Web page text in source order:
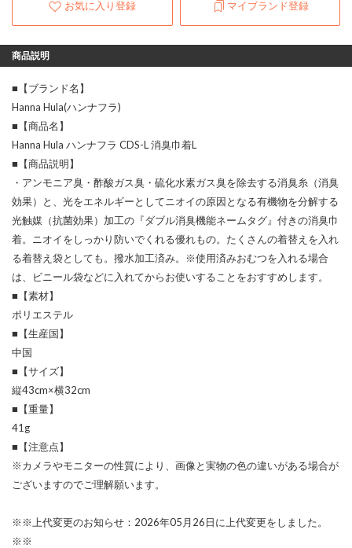
お気に入り登録 マイブランド登録
商品説明
■【ブランド名】
Hanna Hula(ハンナフラ)
■【商品名】
Hanna Hula ハンナフラ CDS-L 消臭巾着L
■【商品説明】
・アンモニア臭・酢酸ガス臭・硫化水素ガス臭を除去する消臭糸（消臭
効果）と、光をエネルギーとしてニオイの原因となる有機物を分解する
光触媒（抗菌効果）加工の『ダブル消臭機能ネームタグ』付きの消臭巾
着。ニオイをしっかり防いでくれる優れもの。たくさんの着替えを入れ
る着替え袋としても。撥水加工済み。※使用済みおむつを入れる場合
は、ビニール袋などに入れてからお使いすることをおすすめします。
■【素材】
ポリエステル
■【生産国】
中国
■【サイズ】
縦43cm×横32cm
■【重量】
41g
■【注意点】
※カメラやモニターの性質により、画像と実物の色の違いがある場合が
ございますのでご理解願います。
※※上代変更のお知らせ：2026年05月26日に上代変更をしました。
※※